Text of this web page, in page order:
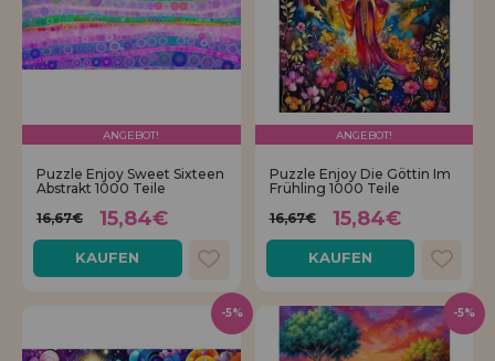
ANGEBOT!
Puzzle Enjoy Sweet Sixteen
Abstrakt 1000 Teile
16,67€
15,84€
KAUFEN
ANGEBOT!
Puzzle Enjoy Die Göttin Im
Frühling 1000 Teile
16,67€
15,84€
KAUFEN
-5% -5%